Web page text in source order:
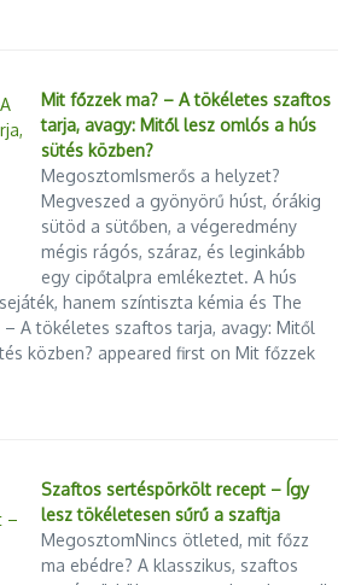
Következő
Az oroszok is nyakig benne
vannak az
embercsempészetben
Mit főzzek ma? – A tökéletes szaftos
tarja, avagy: Mitől lesz omlós a hús
sütés közben?
MegosztomIsmerős a helyzet?
Megveszed a gyönyörű húst, órákig
sütöd a sütőben, a végeredmény
mégis rágós, száraz, és leginkább
egy cipőtalpra emlékeztet. A hús
hanem színtiszta kémia és The
A tökéletes szaftos tarja, avagy: Mitől
közben? appeared first on Mit főzzek
Szaftos sertéspörkölt recept – Így
lesz tökéletesen sűrű a szaftja
MegosztomNincs ötleted, mit főzz
ma ebédre? A klasszikus, szaftos